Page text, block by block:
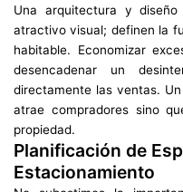
Una arquitectura y
atractivo visual; definen la
habitable. Economizar
desencadenar un
directamente las ventas.
atrae compradores sino
propiedad.
Planificación de
Estacionamiento